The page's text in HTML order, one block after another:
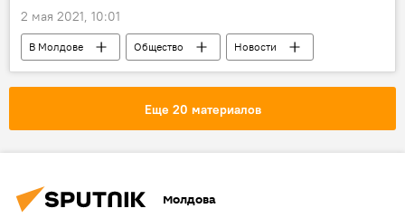
2 мая 2021, 10:01
В Молдове Общество Новости
Еще 20 материалов
Молдова